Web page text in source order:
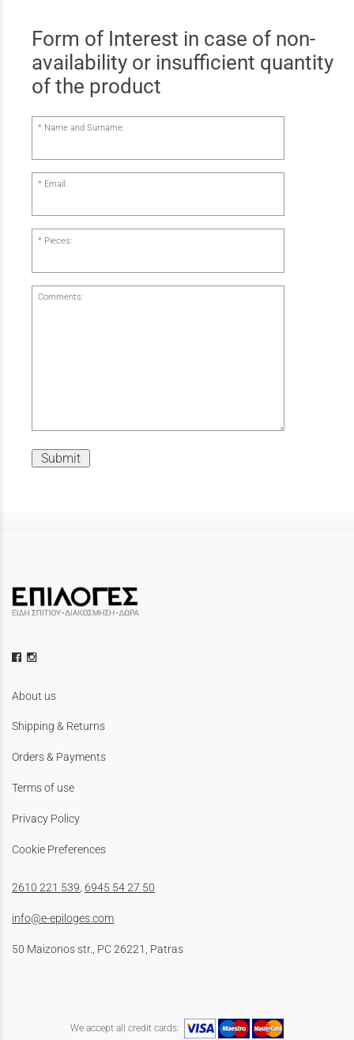
Form of Interest in case of non-
availability or insufficient quantity
of the product
Name and Surname:
Email:
Pieces:
Comments:
Submit
About us
Shipping & Returns
Orders & Payments
Terms of use
Privacy Policy
Cookie Preferences
2610 221 539, 6945 54 27 50
info@e-epiloges.com
50 Maizonos str., PC 26221, Patras
We accept all credit cards: